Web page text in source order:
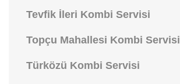
Tevfik İleri Kombi Servisi
Topçu Mahallesi Kombi Servisi
Türközü Kombi Servisi